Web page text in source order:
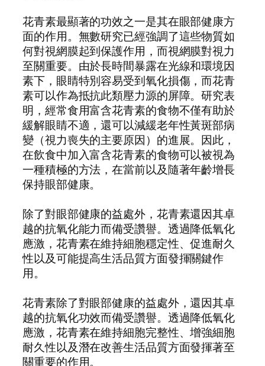
花青素最顯著的功效之一是其在眼部健康方
面的作用。無數研究已經強調了這些物質如
何對視網膜起到保護作用，而視網膜對視力
至關重要。由於長時間暴露在光線和環境因
素下，眼睛特別容易受到氧化損傷，而花青
素可以作為抵抗此類壓力源的屏障。研究表
明，經常食用富含花青素的食物不僅有助於
緩解眼睛不適，還可以減緩老年性黃斑部病
變（視力喪失的主要原因）的進展。因此，
在飲食中加入富含花青素的食物可以被視為
一種積極的方法，在當前以及隨著年齡增長
保持眼部健康。
除了對眼部健康的益處外，花青素還因其卓
越的抗氧化能力而備受讚譽。透過降低氧化
應激，花青素在維持細胞穩定性、促進耐久
性以及可能提高生活品質方面發揮關鍵作
用。
花青素除了對眼部健康的益處外，還因其卓
越的抗氧化功效而備受讚譽。透過降低氧化
應激，花青素在維持細胞完整性、增強細胞
耐久性以及潛在改善生活品質方面發揮著至
關重要的作用。